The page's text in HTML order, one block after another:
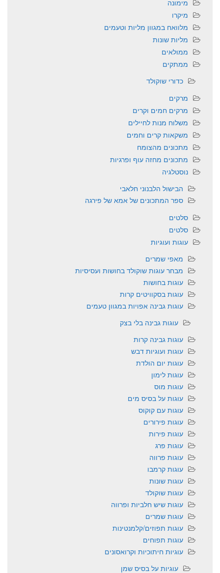
מימונה
מיקרו
מלוואח במגוון מליות וטעמים
מליות שונות
ממולאים
ממתקים
כדורי שוקולד
מרקים
מרקים חמים וקרים
משלוח מנות לחיילים
משקאות קרים וחמים
מתכונים מהצומח
מתכונים מחזה עוף ופרגיות
נוסטלגיה
הבישול הלבנוני חלאבי
ספר המתכונים של אמא של פירגה
סלטים
סלטים
עוגות ועוגיות
מאפי שמרים
מבחר עוגות שוקולד בחושות ועסיסיות
עוגות בחושות
עוגות בסקוויטים קרות
עוגות גבינה אפויות במגוון טעמים
עוגות גבינה בלי בצק
עוגות גבינה קרות
עוגות ועוגיות דבש
עוגות יום הולדת
עוגות לימון
עוגות מוס
עוגות על בסיס מים
עוגות עם קוקוס
עוגות פירורים
עוגות פירות
עוגות פרג
עוגות פרווה
עוגות קרמבו
עוגות שונות
עוגות שוקולד
עוגות שיש חלביות ופרווה
עוגות שמרים
עוגות תפוזים/קלמנטינות
עוגות תפוחים
עוגיות חיתוכיות וקרואסונים
עוגיות על בסיס שמן